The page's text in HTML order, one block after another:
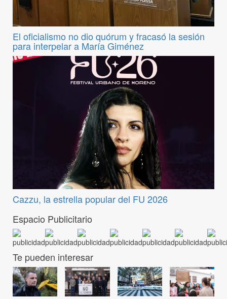
El oficialismo no dio quórum y fracasó la sesión
para interpelar a María Giménez
Cazzu, la estrella popular del FU 2026
Espacio Publicitario
Te pueden interesar